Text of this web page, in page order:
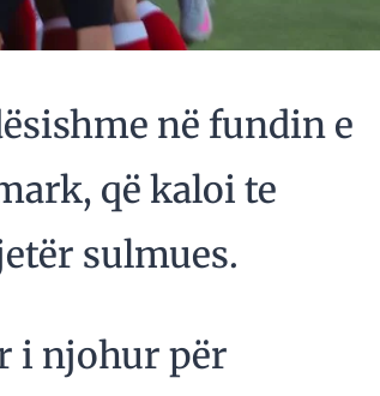
në fundin e
që kaloi te
sulmues.
i njohur për